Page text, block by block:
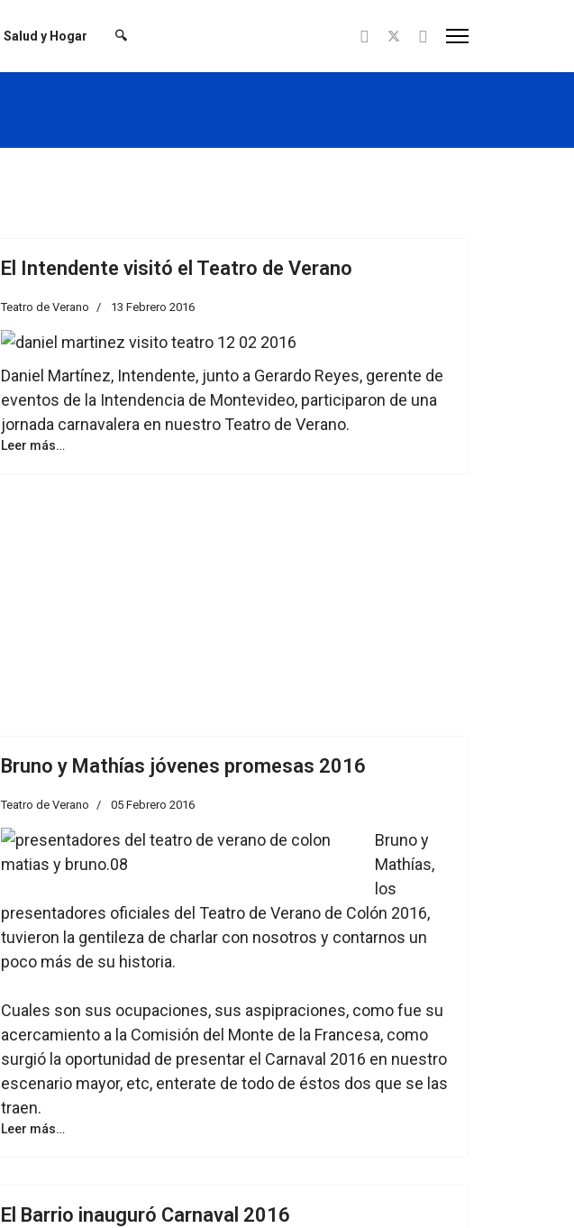
Salud y Hogar 🔍
El Intendente visitó el Teatro de Verano
Teatro de Verano 13 Febrero 2016
Daniel Martínez, Intendente, junto a Gerardo Reyes, gerente de
eventos de la Intendencia de Montevideo, participaron de una
jornada carnavalera en nuestro Teatro de Verano.
Leer más…
Bruno y Mathías jóvenes promesas 2016
Teatro de Verano 05 Febrero 2016
Bruno y
Mathías,
los
presentadores oficiales del Teatro de Verano de Colón 2016,
tuvieron la gentileza de charlar con nosotros y contarnos un
poco más de su historia.
Cuales son sus ocupaciones, sus aspipraciones, como fue su
acercamiento a la Comisión del Monte de la Francesa, como
surgió la oportunidad de presentar el Carnaval 2016 en nuestro
escenario mayor, etc, enterate de todo de éstos dos que se las
traen.
Leer más…
El Barrio inauguró Carnaval 2016